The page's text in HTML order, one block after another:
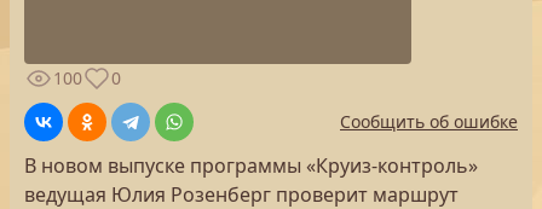
100
0
Сообщить об ошибке
В новом выпуске программы «Круиз-контроль»
ведущая Юлия Розенберг проверит маршрут